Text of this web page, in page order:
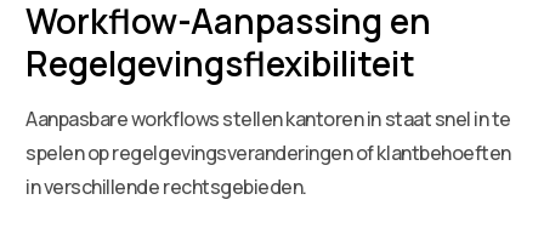
Workflow-Aanpassing en
Regelgevingsflexibiliteit
Aanpasbare workflows stellen kantoren in staat snel in te
spelen op regelgevingsveranderingen of klantbehoeften
in verschillende rechtsgebieden.